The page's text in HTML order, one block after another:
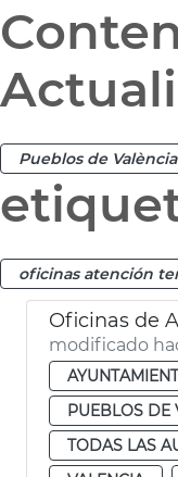
Pueblos de València
oficinas atención
modificado
PUEBLOS DE
TODAS LAS